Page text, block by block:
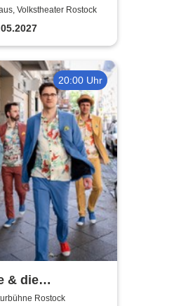
Rostock
Volkstheater Rostock
20:00 Uhr
& die
Band - In
Rostock